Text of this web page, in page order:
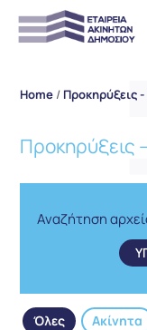
Home / Προκηρύξεις
Προκηρύξεις
Αναζήτηση
Όλες Ακίνητα